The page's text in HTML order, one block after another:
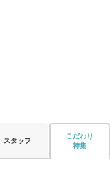
スタッフ
こだわり
特集